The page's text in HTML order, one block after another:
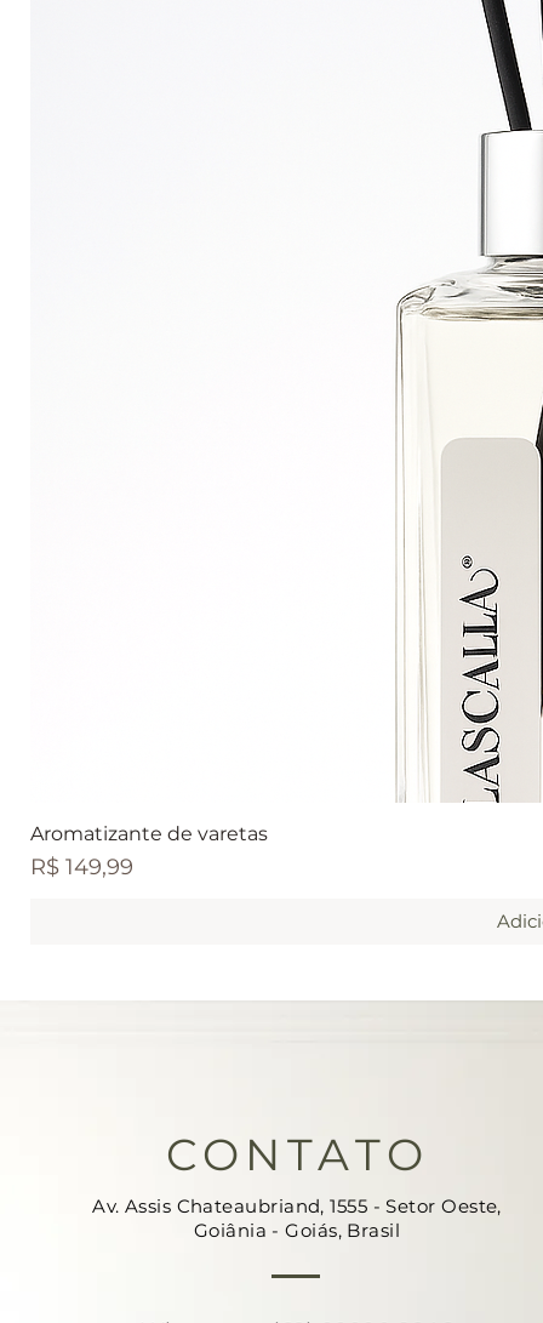
Aromatizante de varetas
Preço
R$ 149,99
CONTATO
Av. Assis Chateaubriand, 1555 - Setor Oeste,
Goiânia - Goiás, Brasil